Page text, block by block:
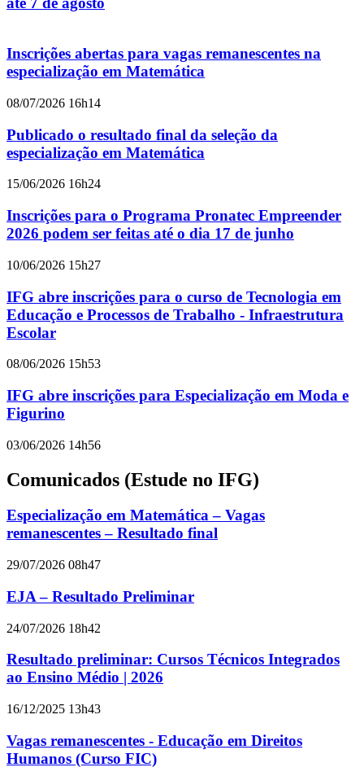
Inscrições abertas para vagas remanescentes na
especialização em Matemática
08/07/2026 16h14
Publicado o resultado final da seleção da
especialização em Matemática
15/06/2026 16h24
Inscrições para o Programa Pronatec Empreender
2026 podem ser feitas até o dia 17 de junho
10/06/2026 15h27
IFG abre inscrições para o curso de Tecnologia em
Educação e Processos de Trabalho - Infraestrutura
Escolar
08/06/2026 15h53
IFG abre inscrições para Especialização em Moda e
Figurino
03/06/2026 14h56
Comunicados (Estude no IFG)
Especialização em Matemática – Vagas
remanescentes – Resultado final
29/07/2026 08h47
EJA – Resultado Preliminar
24/07/2026 18h42
Resultado preliminar: Cursos Técnicos Integrados
ao Ensino Médio | 2026
16/12/2025 13h43
Vagas remanescentes - Educação em Direitos
Humanos (Curso FIC)